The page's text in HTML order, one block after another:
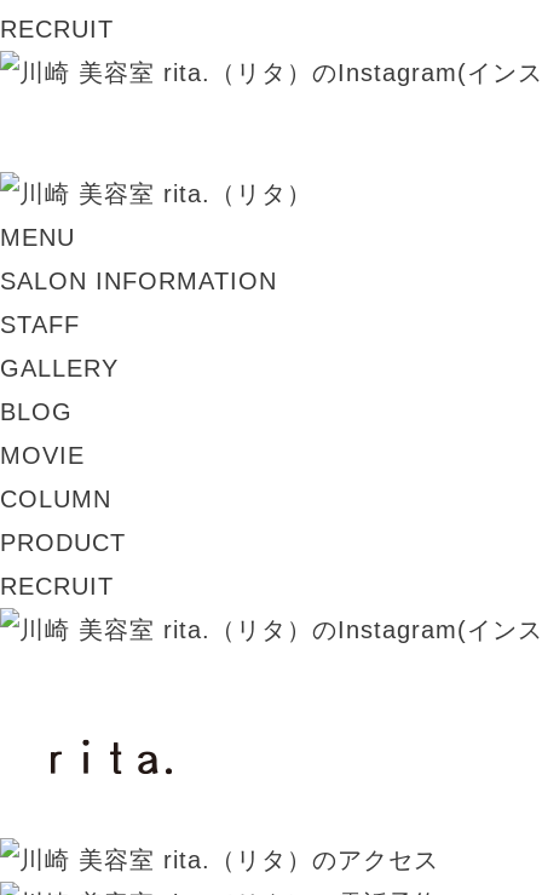
RECRUIT
MENU
SALON INFORMATION
STAFF
GALLERY
BLOG
MOVIE
COLUMN
PRODUCT
RECRUIT